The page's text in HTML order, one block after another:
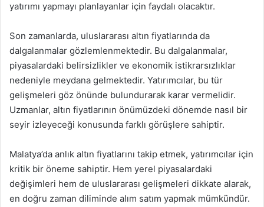
yatırımı yapmayı planlayanlar için faydalı olacaktır.
Son zamanlarda, uluslararası altın fiyatlarında da
dalgalanmalar gözlemlenmektedir. Bu dalgalanmalar,
piyasalardaki belirsizlikler ve ekonomik istikrarsızlıklar
nedeniyle meydana gelmektedir. Yatırımcılar, bu tür
gelişmeleri göz önünde bulundurarak karar vermelidir.
Uzmanlar, altın fiyatlarının önümüzdeki dönemde nasıl bir
seyir izleyeceği konusunda farklı görüşlere sahiptir.
Malatya’da anlık altın fiyatlarını takip etmek, yatırımcılar için
kritik bir öneme sahiptir. Hem yerel piyasalardaki
değişimleri hem de uluslararası gelişmeleri dikkate alarak,
en doğru zaman diliminde alım satım yapmak mümkündür.